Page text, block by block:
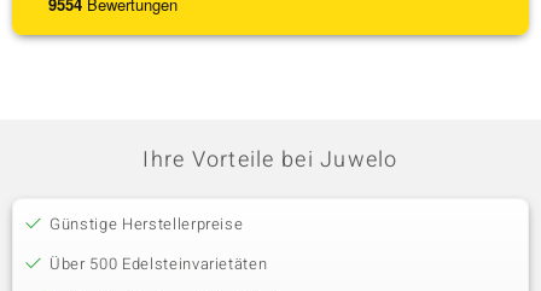
Ihre Vorteile bei Juwelo
Günstige Herstellerpreise
Über 500 Edelsteinvarietäten